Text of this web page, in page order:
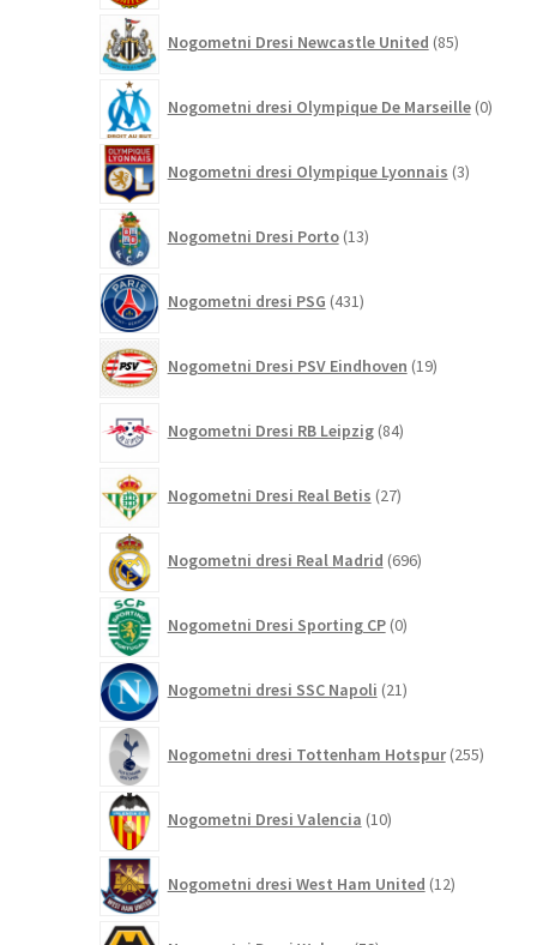
Nogometni Dresi Newcastle United 85izdelkov
Nogometni dresi Olympique De Marseille 0
Nogometni dresi Olympique Lyonnais 3izdelki
Nogometni Dresi Porto 13izdelkov
Nogometni dresi PSG 431izdelkov
Nogometni Dresi PSV Eindhoven 19izdelkov
Nogometni Dresi RB Leipzig 84izdelkov
Nogometni Dresi Real Betis 27izdelkov
Nogometni dresi Real Madrid 696izdelkov
Nogometni Dresi Sporting CP 0izdelkov
Nogometni dresi SSC Napoli 21izdelkov
Nogometni dresi Tottenham Hotspur 255
Nogometni Dresi Valencia 10izdelkov
Nogometni dresi West Ham United 12izdelkov